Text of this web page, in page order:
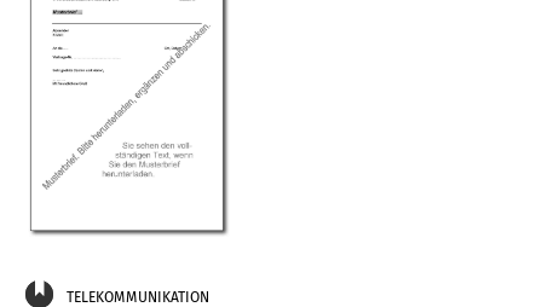
TELEKOMMUNIKATION